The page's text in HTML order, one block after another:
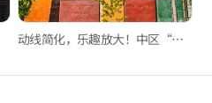
动线简化，乐趣放大！中区“时间比之旅”